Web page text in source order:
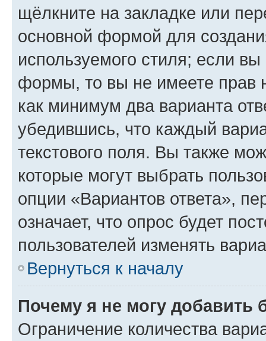
щёлкните на закладке или
основной формой для
используемого стиля; если
формы, то вы не имеете прав
как минимум два варианта
убедившись, что каждый
текстового поля. Вы также
которые могут выбрать
опции «Вариантов ответа»,
означает, что опрос будет
пользователей изменять
Вернуться к началу
Почему я не могу добавить
Ограничение количества